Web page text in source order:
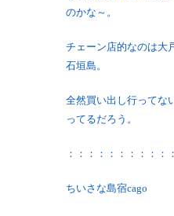
のかな～。
チェーン店的なのは大
石垣島。
全然買い出し行ってな
ってるだろう。
：：：：：：：：：
ちいさな島宿cago